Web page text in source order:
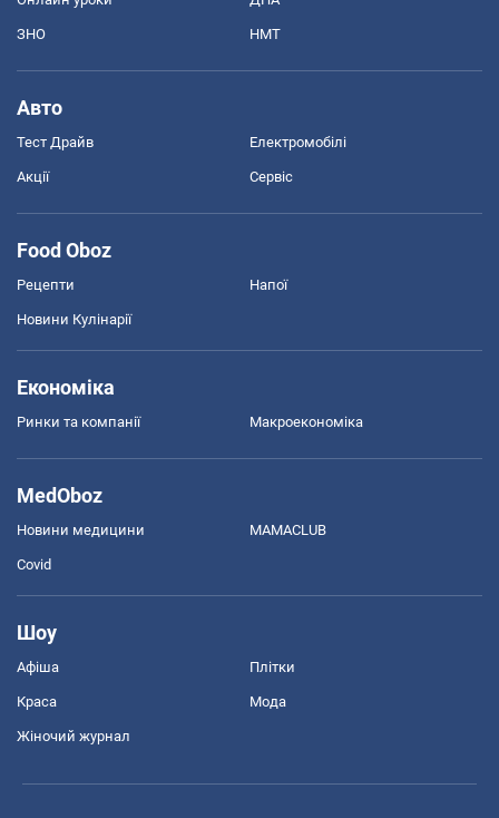
ЗНО НМТ
Авто
Тест Драйв Електромобілі
Акції Сервіс
Food Oboz
Рецепти Напої
Новини Кулінарії
Економіка
Ринки та компанії Макроекономіка
MedOboz
Новини медицини MAMACLUB
Covid
Шоу
Афіша Плітки
Краса Мода
Жіночий журнал